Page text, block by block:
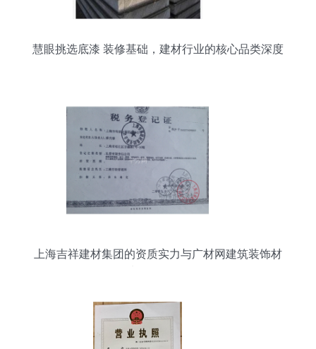
慧眼挑选底漆 装修基础，建材行业的核心品类深度
上海吉祥建材集团的资质实力与广材网建筑装饰材